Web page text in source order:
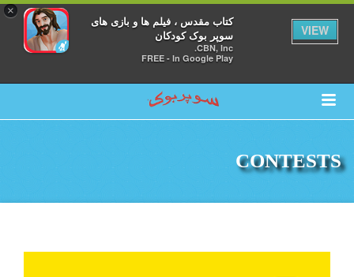
×
کتاب مقدس ، فیلم ها و بازی های
سوپر بوک کودکان
CBN, Inc.
FREE - In Google Play
VIEW
CONTESTS